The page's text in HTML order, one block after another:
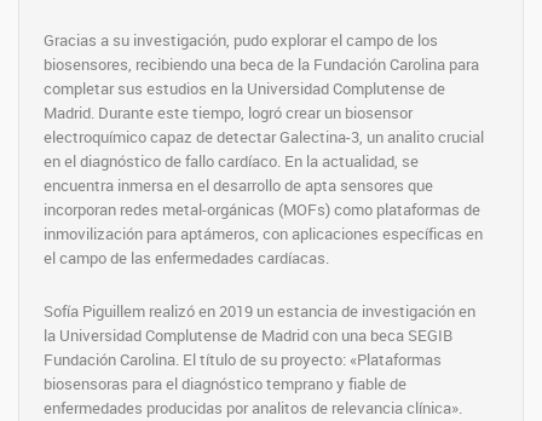
Gracias a su investigación, pudo explorar el campo de los
biosensores, recibiendo una beca de la Fundación Carolina para
completar sus estudios en la Universidad Complutense de
Madrid. Durante este tiempo, logró crear un biosensor
electroquímico capaz de detectar Galectina-3, un analito crucial
en el diagnóstico de fallo cardíaco. En la actualidad, se
encuentra inmersa en el desarrollo de apta sensores que
incorporan redes metal-orgánicas (MOFs) como plataformas de
inmovilización para aptámeros, con aplicaciones específicas en
el campo de las enfermedades cardíacas.
Sofía Piguillem realizó en 2019 un estancia de investigación en
la Universidad Complutense de Madrid con una beca SEGIB
Fundación Carolina. El título de su proyecto: «Plataformas
biosensoras para el diagnóstico temprano y fiable de
enfermedades producidas por analitos de relevancia clínica».